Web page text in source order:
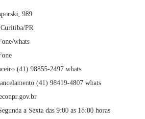
989
PR
whats
(41) 98855-2497 whats
(41) 98419-4807 whats
a Sexta das 9:00 as 18:00 horas